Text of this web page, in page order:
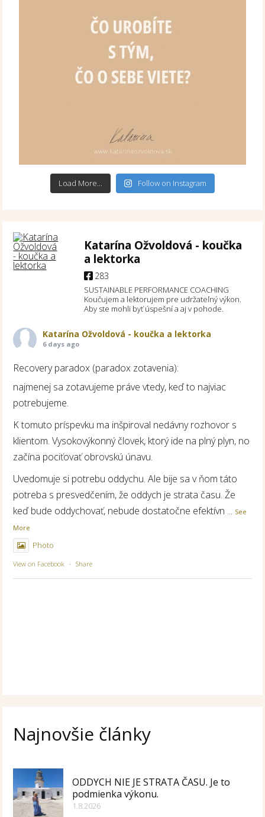
Load More... Follow on Instagram
Katarína Ožvoldová - koučka
a lektorka
283
SUSTAINABLE PERFORMANCE COACHING
Koučujem a lektorujem pre udržateľný výkon.
Aby ste mohli byť úspešní a aj v pohode.
Katarína Ožvoldová - koučka a lektorka
6 days ago
Recovery paradox (paradox zotavenia):
najmenej sa zotavujeme práve vtedy, keď to najviac
potrebujeme.
K tomuto príspevku ma inšpiroval nedávny rozhovor s
klientom. Vysokovýkonný človek, ktorý ide na plný plyn, no
začína pociťovať obrovskú únavu.
Uvedomuje si potrebu oddychu. Ale bije sa v ňom táto
potreba s presvedčením, že oddych je strata času. Že
keď bude oddychovať, nebude dostatočne efektívn ... See
More
Photo
View on Facebook · Share
Najnovšie články
ODDYCH NIE JE STRATA ČASU. Je to
podmienka výkonu.
1.8.2026